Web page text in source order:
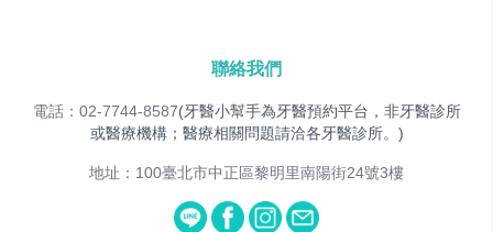
聯絡我們
電話：02-7744-8587(牙醫小幫手為牙醫預約平台，非牙醫診所
或醫療機構；醫療相關問題請洽各牙醫診所。)
地址：100臺北市中正區黎明里南陽街24號3樓